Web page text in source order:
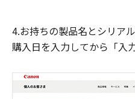
4.お持ちの製品名とシリアル
購入日を入力してから「入